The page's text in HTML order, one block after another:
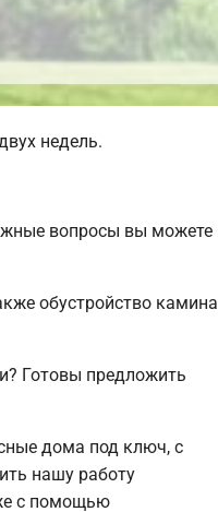
недель.
вопросы вы можете
обустройство камина
Готовы предложить
дома под ключ, с
нашу работу
с помощью